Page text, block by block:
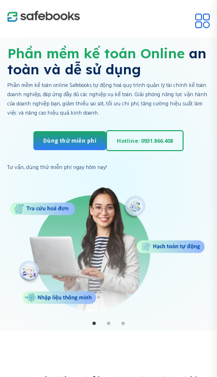
Phần mềm kế toán Online an
toàn và dễ sử dụng
Phần mềm kế toán online Safebooks tự động hoá quy trình quản lý tài chính kế toán
doanh nghiệp, đáp ứng đầy đủ các nghiệp vụ kế toán. Giải phóng năng lực vận hành
của doanh nghiệp bạn, giảm thiểu sai sót, tối ưu chi phí, tăng cường hiệu suất làm
việc và nâng cao hiệu quả kinh doanh.
Dùng thử miễn phí Hotline: 0931.866.408
Tư vấn, dùng thử miễn phí ngay hôm nay!